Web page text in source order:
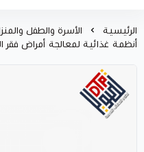
الرئيسية الأسرة والطفل
أنظمة غذائية لمعالجة أمراض فقر